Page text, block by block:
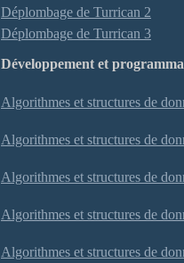
Déplombage de Turrican 2
Déplombage de Turrican 3
Développement et
Algorithmes et structures de
Algorithmes et structures de
Algorithmes et structures de
Algorithmes et structures de
Algorithmes et structures de